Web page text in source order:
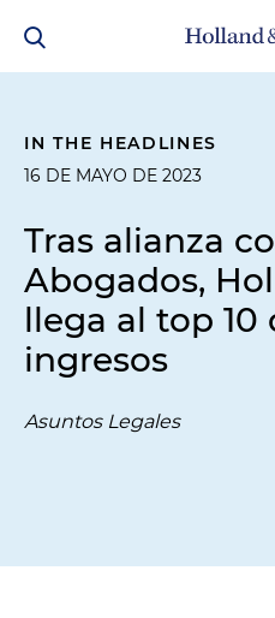
IN THE HEADLINES
16 DE MAYO DE 2023
Tras alianza
Abogados,
llega al top
ingresos
Asuntos Legales